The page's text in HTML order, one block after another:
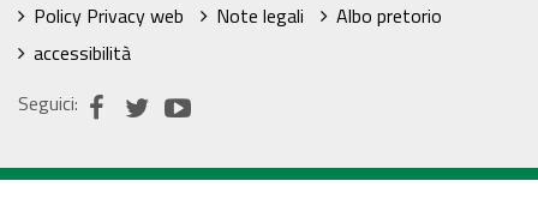
Policy Privacy web Note legali
Albo pretorio
accessibilità
Seguici: